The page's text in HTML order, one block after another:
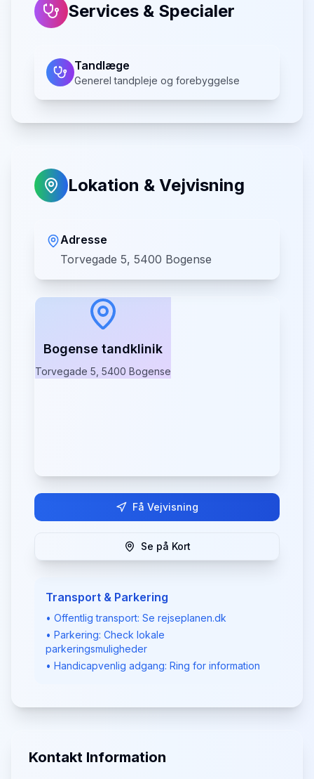
Services & Specialer
Tandlæge
Generel tandpleje og forebyggelse
Lokation & Vejvisning
Adresse
Torvegade 5, 5400 Bogense
Bogense tandklinik
Torvegade 5, 5400 Bogense
Få Vejvisning
Se på Kort
Transport & Parkering
• Offentlig transport: Se rejseplanen.dk
• Parkering: Check lokale
parkeringsmuligheder
• Handicapvenlig adgang: Ring for information
Kontakt Information